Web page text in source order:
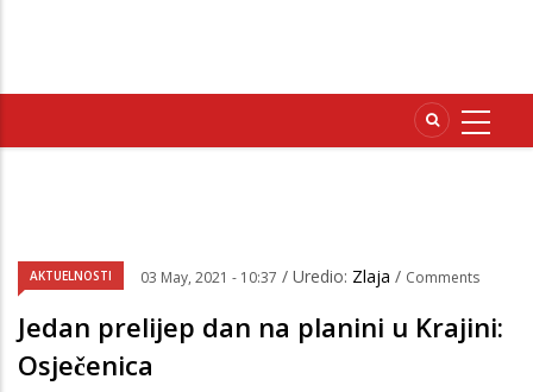
AKTUELNOSTI 03 May, 2021 - 10:37 / Uredio: Zlaja / Comments
Jedan prelijep dan na planini u Krajini:
Osječenica